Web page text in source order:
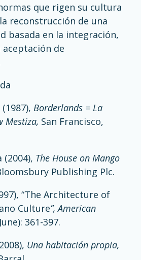
que rigen su cultura
reconstrucción de una
basada en la integración,
de
Borderlands = La
Mestiza, San Francisco,
(2004), The House on Mango
Publishing Plc.
“The Architecture of
Culture”,American
361-397.
Una habitación propia,